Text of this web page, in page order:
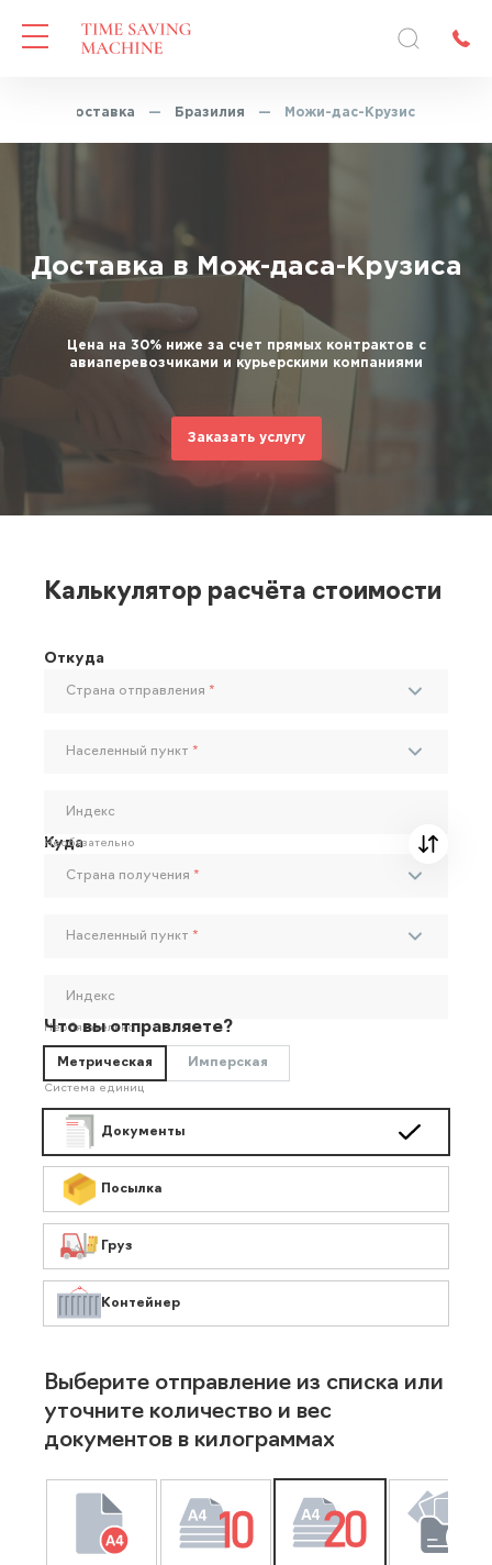
доставка — Бразилия — Можи-дас-Крузис
Доставка в Мож-даса-Крузиса
Цена на 30% ниже за счет прямых контрактов с
авиаперевозчиками и курьерскими компаниями
Заказать услугу
Калькулятор расчёта стоимости
Откуда
Страна отправления *
Населенный пункт *
Индекс
Необязательно
Куда
Страна получения *
Населенный пункт *
Индекс
Необязательно
Что вы отправляете?
Метрическая Имперская
Система единиц
Документы
Посылка
Груз
Контейнер
Выберите отправление из списка или
уточните количество и вес
документов в килограммах